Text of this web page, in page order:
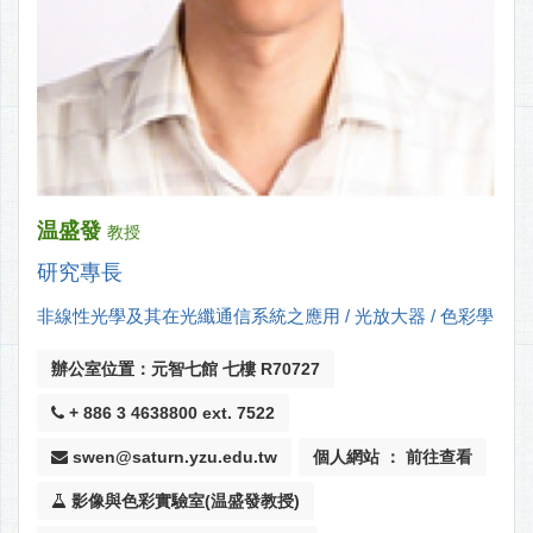
温盛發 教授
研究專長
非線性光學及其在光纖通信系統之應用 / 光放大器 / 色彩學
辦公室位置：元智七館 七樓 R70727
+ 886 3 4638800 ext. 7522
swen@saturn.yzu.edu.tw 個人網站 ： 前往查看
影像與色彩實驗室(温盛發教授)